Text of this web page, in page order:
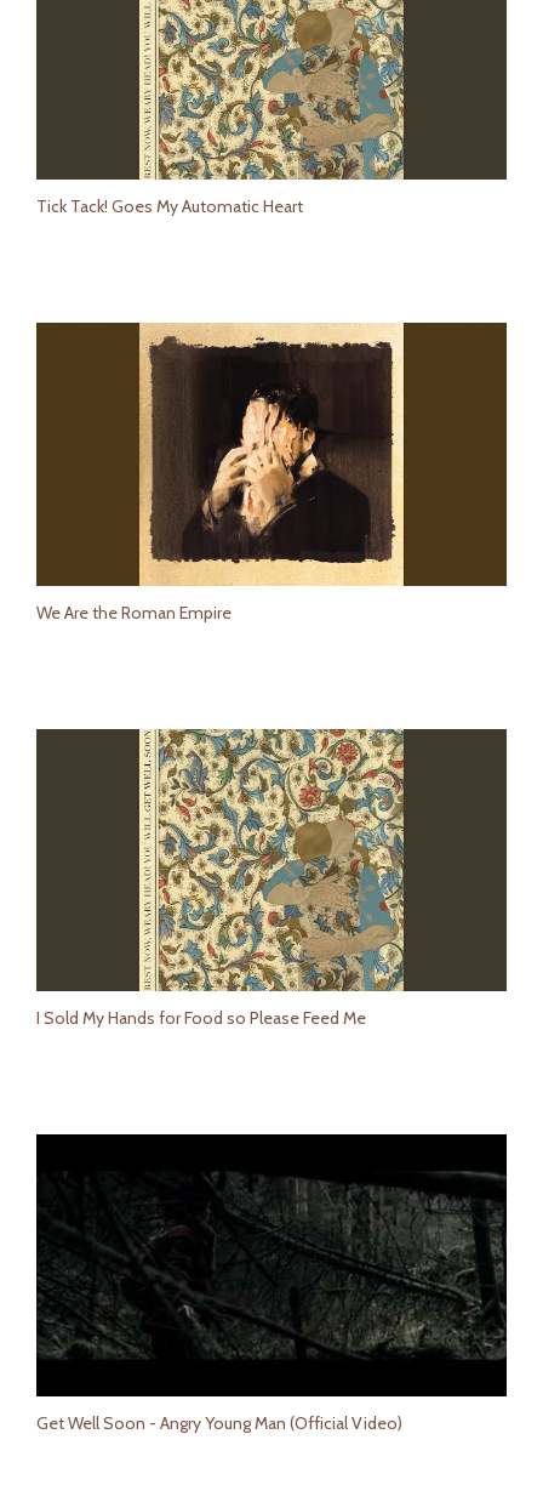
Tick Tack! Goes My Automatic Heart
We Are the Roman Empire
I Sold My Hands for Food so Please Feed Me
Get Well Soon - Angry Young Man (Official Video)